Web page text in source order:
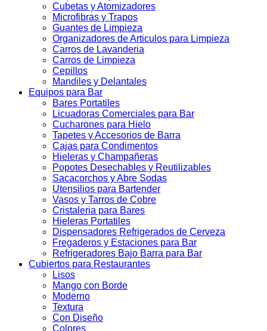
Cubetas y Atomizadores
Microfibras y Trapos
Guantes de Limpieza
Organizadores de Articulos para Limpieza
Carros de Lavanderia
Carros de Limpieza
Cepillos
Mandiles y Delantales
Equipos para Bar
Bares Portatiles
Licuadoras Comerciales para Bar
Cucharones para Hielo
Tapetes y Accesorios de Barra
Cajas para Condimentos
Hieleras y Champañeras
Popotes Desechables y Reutilizables
Sacacorchos y Abre Sodas
Utensilios para Bartender
Vasos y Tarros de Cobre
Cristaleria para Bares
Hieleras Portatiles
Dispensadores Refrigerados de Cerveza
Fregaderos y Estaciones para Bar
Refrigeradores Bajo Barra para Bar
Cubiertos para Restaurantes
Lisos
Mango con Borde
Moderno
Textura
Con Diseño
Colores